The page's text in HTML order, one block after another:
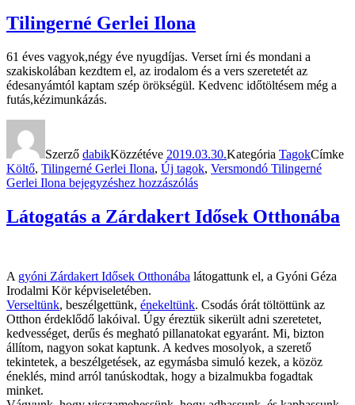
Tilingerné Gerlei Ilona
61 éves vagyok,négy éve nyugdíjas. Verset írni és mondani a
szakiskolában kezdtem el, az irodalom és a vers szeretetét az
édesanyámtól kaptam szép örökségül. Kedvenc időtöltésem még a
futás,kézimunkázás.
Szerző dabikKözzétéve 2019.03.30.Kategória TagokCímke
Költő, Tilingerné Gerlei Ilona, Új tagok, Versmondó Tilingerné
Gerlei Ilona bejegyzéshez hozzászólás
Látogatás a Zárdakert Idősek Otthonába
A gyóni Zárdakert Idősek Otthonába látogattunk el, a Gyóni Géza
Irodalmi Kör képviseletében.
Verseltünk, beszélgettünk, énekeltünk. Csodás órát töltöttünk az
Otthon érdeklődő lakóival. Úgy éreztük sikerült adni szeretetet,
kedvességet, derűs és megható pillanatokat egyaránt. Mi, bizton
állítom, nagyon sokat kaptunk. A kedves mosolyok, a szerető
tekintetek, a beszélgetések, az egymásba simuló kezek, a közöz
éneklés, mind arról tanúskodtak, hogy a bizalmukba fogadtak
minket.